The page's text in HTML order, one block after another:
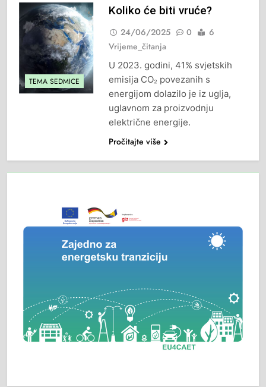
TEMA SEDMICE
Koliko će biti vruće?
24/06/2025 0
6
Vrijeme_čitanja
U 2023. godini, 41% svjetskih
emisija CO₂ povezanih s
energijom dolazilo je iz uglja,
uglavnom za proizvodnju
električne energije.
Pročitajte više